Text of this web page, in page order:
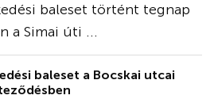
baleset történt tegnap
a Simai úti ...
baleset a Bocskai utcai